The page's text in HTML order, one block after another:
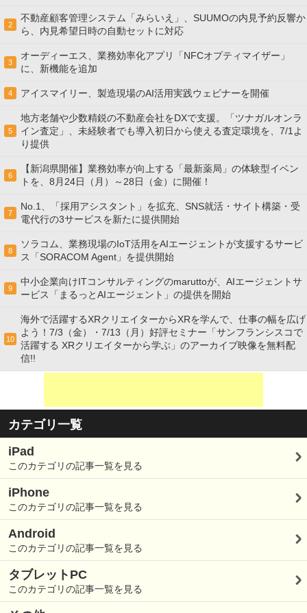
2
不動産顧客管理システム「みらいえ」、SUUMOの内見予約反響か
ら、内見希望日時の自動セットに対応
3
オーディーエス、業務効率化アプリ「NFCオプティマイザー」
に、新機能を追加
4 アイスマイリー、製造現場のAI活用実践ウェビナーを開催
5
地方老舗や少数精鋭の不動産会社をDXで支援。「ツナガルオンラ
イン査定」、未経験者でも導入初日から使える査定環境を、7/1よ
り提供
6
【新潟県開催】業務効率が向上する「最新薬局」の体験型イベン
トを、8月24日（月）～28日（金）に開催！
7
No.1、「採用アシスタント」を拡充、SNS就活・サイト構築・受
電代行の3サービスを新たに提供開始
8
ソラコム、業務現場のIoT活用をAIエージェントが支援するサービ
ス「SORACOM Agent」を提供開始
9
中小企業向けITコンサルティングのmaruttoが、AIエージェントサ
ービス「まるっとAIエージェント」の提供を開始
10
海外で活躍するXRクリエイターからXRを学んで、仕事の幅を広げ
よう！7/3（金）・7/13（月）好評セミナー「サンフランシスコで
活躍する XRクリエイターから学ぶ」のアーカイブ映像を無料配
信!!
カテゴリ一覧
iPad
このカテゴリの記事一覧を見る
iPhone
このカテゴリの記事一覧を見る
Android
このカテゴリの記事一覧を見る
タブレットPC
このカテゴリの記事一覧を見る